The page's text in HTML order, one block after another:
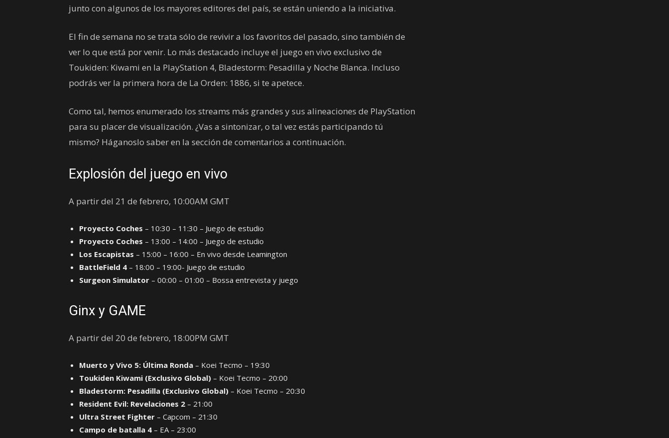
junto con algunos de los mayores editores del país, se están uniendo a la iniciativa.
El fin de semana no se trata sólo de revivir a los favoritos del pasado, sino también de
ver lo que está por venir. Lo más destacado incluye el juego en vivo exclusivo de
Toukiden: Kiwami en la PlayStation 4, Bladestorm: Pesadilla y Noche Blanca. Incluso
podrás ver la primera hora de La Orden: 1886, si te apetece.
Como tal, hemos enumerado los streams más grandes y sus alineaciones de PlayStation
para su placer de visualización. ¿Vas a sintonizar, o tal vez estás participando tú
mismo? Háganoslo saber en la sección de comentarios a continuación.
Explosión del juego en vivo
A partir del 21 de febrero, 10:00AM GMT
Proyecto Coches – 10:30 – 11:30 – Juego de estudio
Proyecto Coches – 13:00 – 14:00 – Juego de estudio
Los Escapistas – 15:00 – 16:00 – En vivo desde Leamington
BattleField 4 – 18:00 – 19:00- Juego de estudio
Surgeon Simulator – 00:00 – 01:00 – Bossa entrevista y juego
Ginx y GAME
A partir del 20 de febrero, 18:00PM GMT
Muerto y Vivo 5: Última Ronda – Koei Tecmo – 19:30
Toukiden Kiwami (Exclusivo Global) – Koei Tecmo – 20:00
Bladestorm: Pesadilla (Exclusivo Global) – Koei Tecmo – 20:30
Resident Evil: Revelaciones 2 – 21:00
Ultra Street Fighter – Capcom – 21:30
Campo de batalla 4 – EA – 23:00